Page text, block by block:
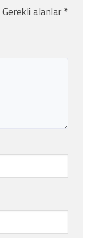
Gerekli alanlar*